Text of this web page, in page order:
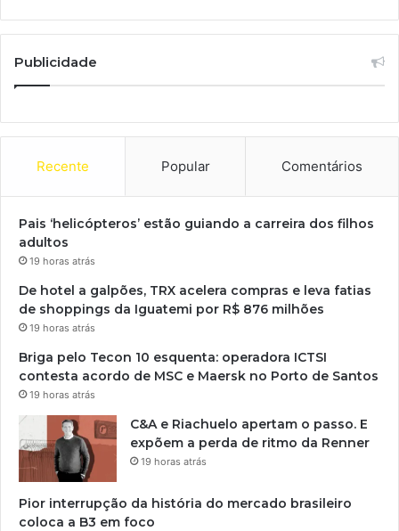
Publicidade
Recente Popular Comentários
Pais ‘helicópteros’ estão guiando a carreira dos filhos
adultos
19 horas atrás
De hotel a galpões, TRX acelera compras e leva fatias
de shoppings da Iguatemi por R$ 876 milhões
19 horas atrás
Briga pelo Tecon 10 esquenta: operadora ICTSI
contesta acordo de MSC e Maersk no Porto de Santos
19 horas atrás
C&A e Riachuelo apertam o passo. E
expõem a perda de ritmo da Renner
19 horas atrás
Pior interrupção da história do mercado brasileiro
coloca a B3 em foco